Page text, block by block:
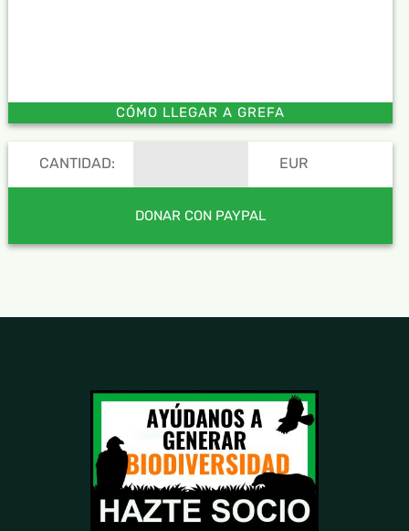
CÓMO LLEGAR A GREFA
CANTIDAD: EUR